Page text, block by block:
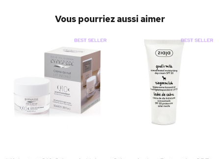
Vous pourriez aussi aimer